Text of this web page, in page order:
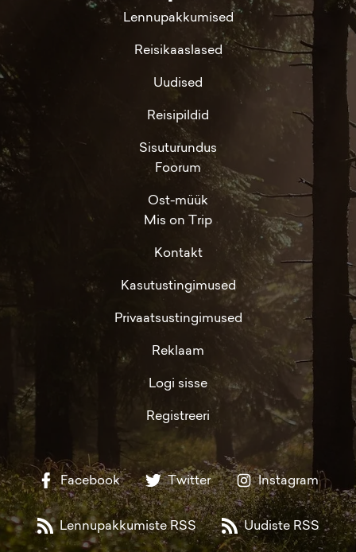
Lennupakkumised
Reisikaaslased
Uudised
Reisipildid
Sisuturundus
Foorum
Ost-müük
Mis on Trip
Kontakt
Kasutustingimused
Privaatsustingimused
Reklaam
Logi sisse
Registreeri
Facebook Twitter Instagram
Lennupakkumiste RSS Uudiste RSS